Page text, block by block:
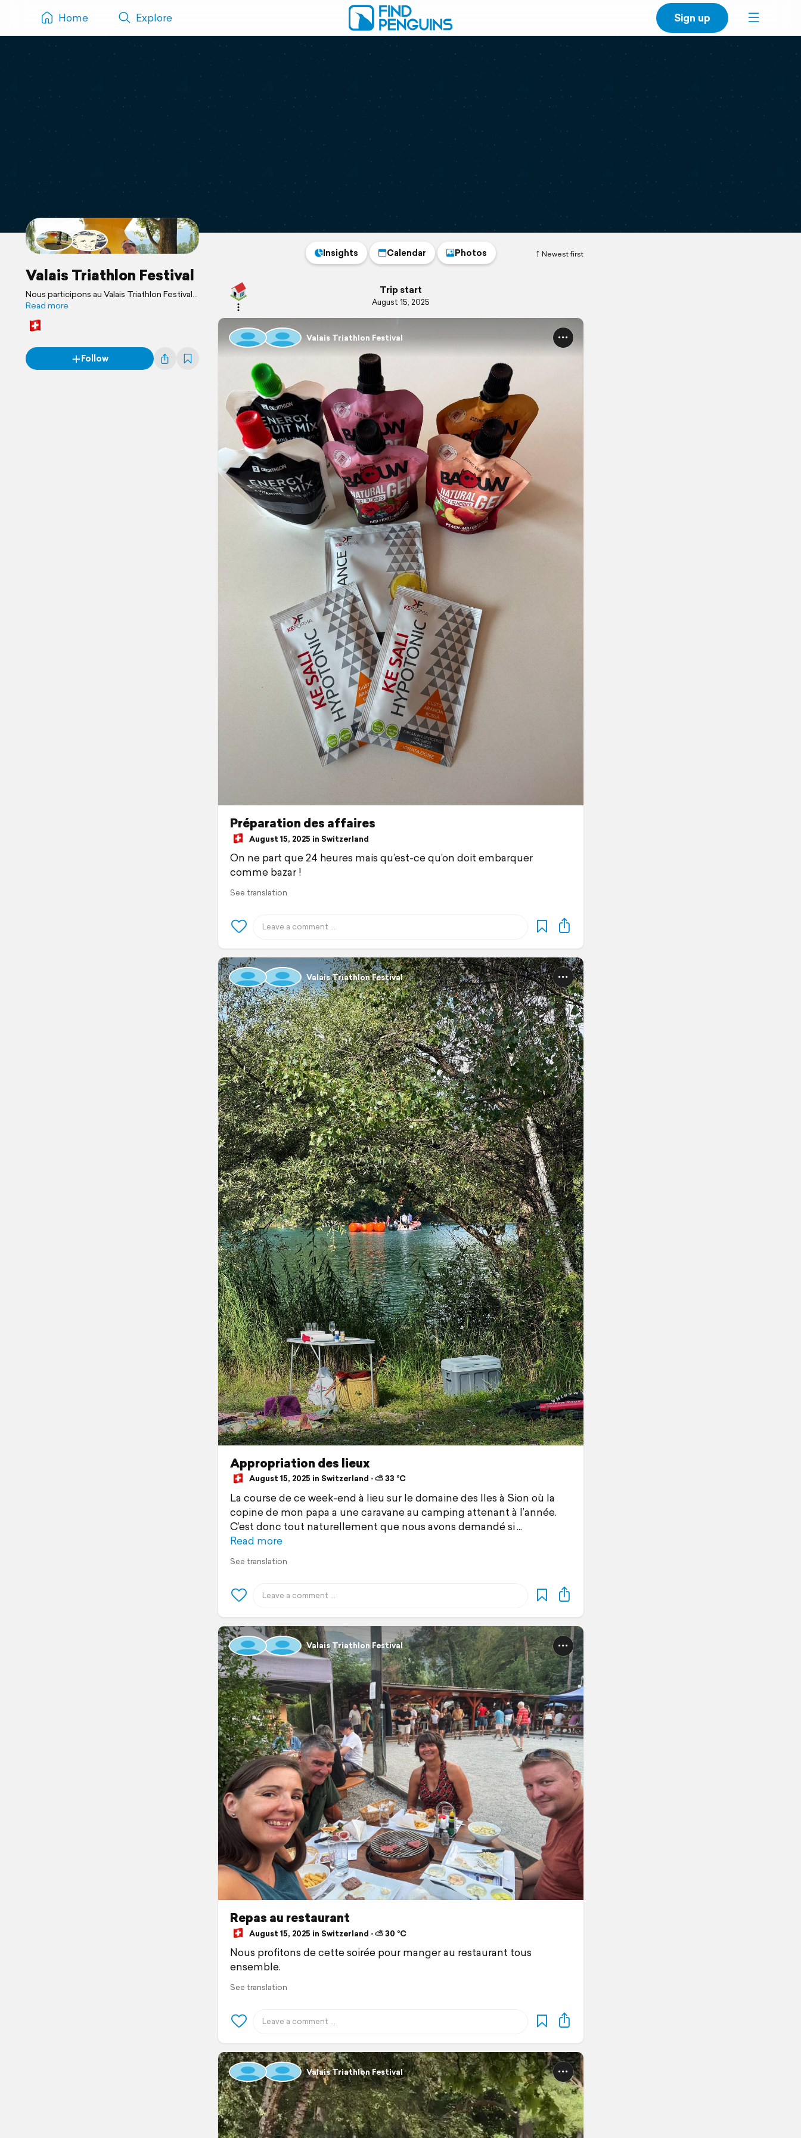
Home Explore Sign up
Valais Triathlon Festival
Nous participons au Valais Triathlon Festival
👱🏻‍♂️ Short Triathlon : 🏊 500m / 🚴 20km / 🏃
5km
👩🏻 Swimrun Sprint : 17km 🏊🏻‍♀️🏃🏻‍♀️
Read more
Follow
Newest first
Insights Calendar Photos
Trip start
August 15, 2025
Valais Triathlon Festival
Préparation des affaires
August 15, 2025 in Switzerland
On ne part que 24 heures mais qu’est-ce qu’on doit embarquer
comme bazar !
See translation
Valais Triathlon Festival
Appropriation des lieux
August 15, 2025 in Switzerland ⋅ ⛅ 33 °C
La course de ce week-end à lieu sur le domaine des Iles à Sion où la
copine de mon papa a une caravane au camping attenant à l’année.
C’est donc tout naturellement que nous avons demandé si
Read more
See translation
Valais Triathlon Festival
Repas au restaurant
August 15, 2025 in Switzerland ⋅ ⛅ 30 °C
Nous profitons de cette soirée pour manger au restaurant tous
ensemble.
See translation
Valais Triathlon Festival